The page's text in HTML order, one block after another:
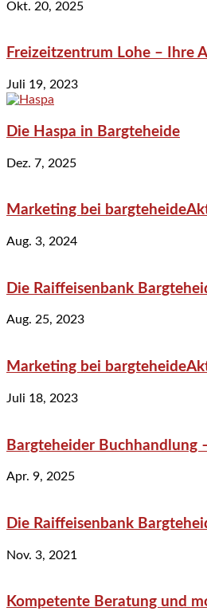
Okt. 20, 2025
Freizeitzentrum Lohe – Ihre
Juli 19, 2023
Die Haspa in Bargteheide
Dez. 7, 2025
Marketing bei
Aug. 3, 2024
Die Raiffeisenbank
Aug. 25, 2023
Marketing bei
Juli 18, 2023
Bargteheider
Apr. 9, 2025
Die Raiffeisenbank
Nov. 3, 2021
Kompetente Beratung und